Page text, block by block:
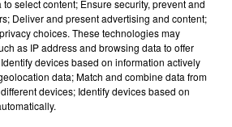
APERO-QUIZZ.mp3
select content; Ensure security, prevent and
Deliver and present advertising and content;
choices. These technologies may
as IP address and browsing data to offer
devices based on information actively
data; Match and combine data from
devices; Identify devices based on